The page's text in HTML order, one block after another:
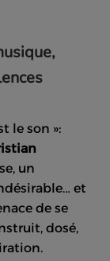
le son »:
un
et
de se
dosé,